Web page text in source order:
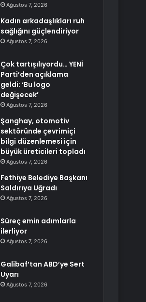
Ağustos 7, 2026
Kadın arkadaşlıkları ruh
sağlığını güçlendiriyor
Ağustos 7, 2026
Çok tartışılıyordu… YENİ
Parti’den açıklama
geldi: ‘Bu logo
değişecek’
Ağustos 7, 2026
Şanghay, otomotiv
sektöründe çevrimiçi
bilgi düzenlemesi için
büyük üreticileri topladı
Ağustos 7, 2026
Fethiye Belediye Başkanı
Saldırıya Uğradı
Ağustos 7, 2026
Süreç emin adımlarla
ilerliyor
Ağustos 7, 2026
Galibaf’tan ABD’ye Sert
Uyarı
Ağustos 7, 2026